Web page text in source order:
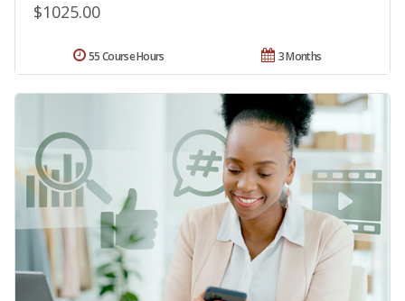
$1025.00
3 Months
55 Course Hours